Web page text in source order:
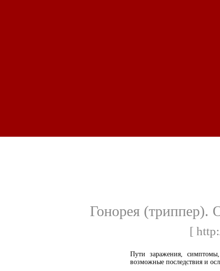
Гонорея (триппер).
[
Пути заражения, симптомы,
возможные последствия и